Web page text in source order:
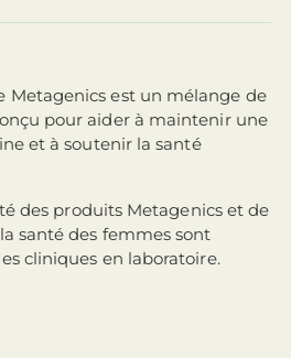
Metagenics est un mélange de
pour aider à maintenir une
et à soutenir la santé
des produits Metagenics et de
santé des femmes sont
cliniques en laboratoire.